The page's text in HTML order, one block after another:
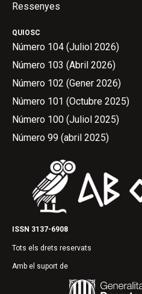
ISSN 3137-6908
Tots els drets reservats
Amb el suport de
QUIOSC
Número 104 (Juliol 2026)
Número 103 (Abril 2026)
Número 102 (Gener 2026)
Número 101 (Octubre 2025)
Número 100 (Juliol 2025)
Número 99 (abril 2025)
Ressenyes